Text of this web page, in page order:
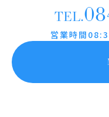
TEL.
営業時間